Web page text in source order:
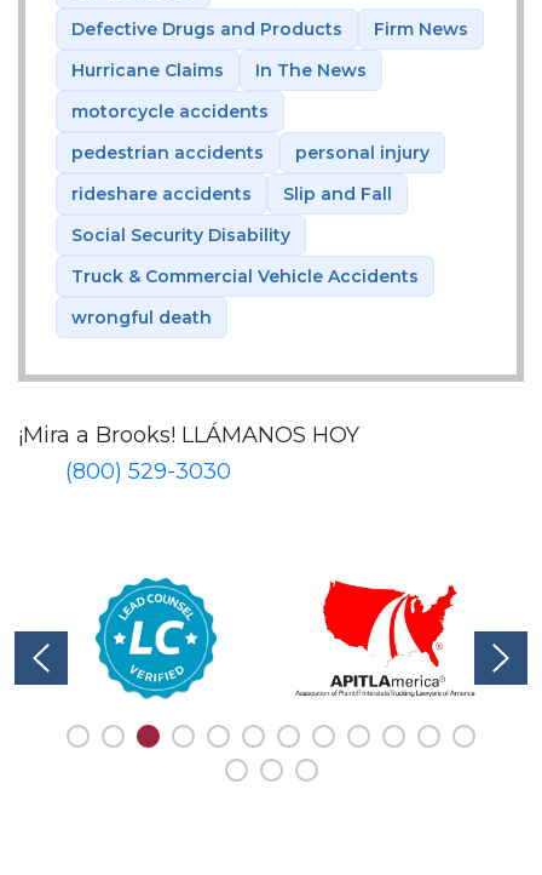
Defective Drugs and Products
Firm News
Hurricane Claims
In The News
motorcycle accidents
pedestrian accidents
personal injury
rideshare accidents
Slip and Fall
Social Security Disability
Truck & Commercial Vehicle Accidents
wrongful death
¡Mira a Brooks! LLÁMANOS HOY
(800) 529-3030